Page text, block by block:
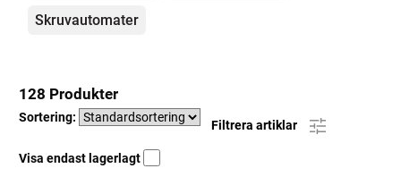
Skruvautomater
128 Produkter
Sortering:
Filtrera artiklar
Visa endast lagerlagt